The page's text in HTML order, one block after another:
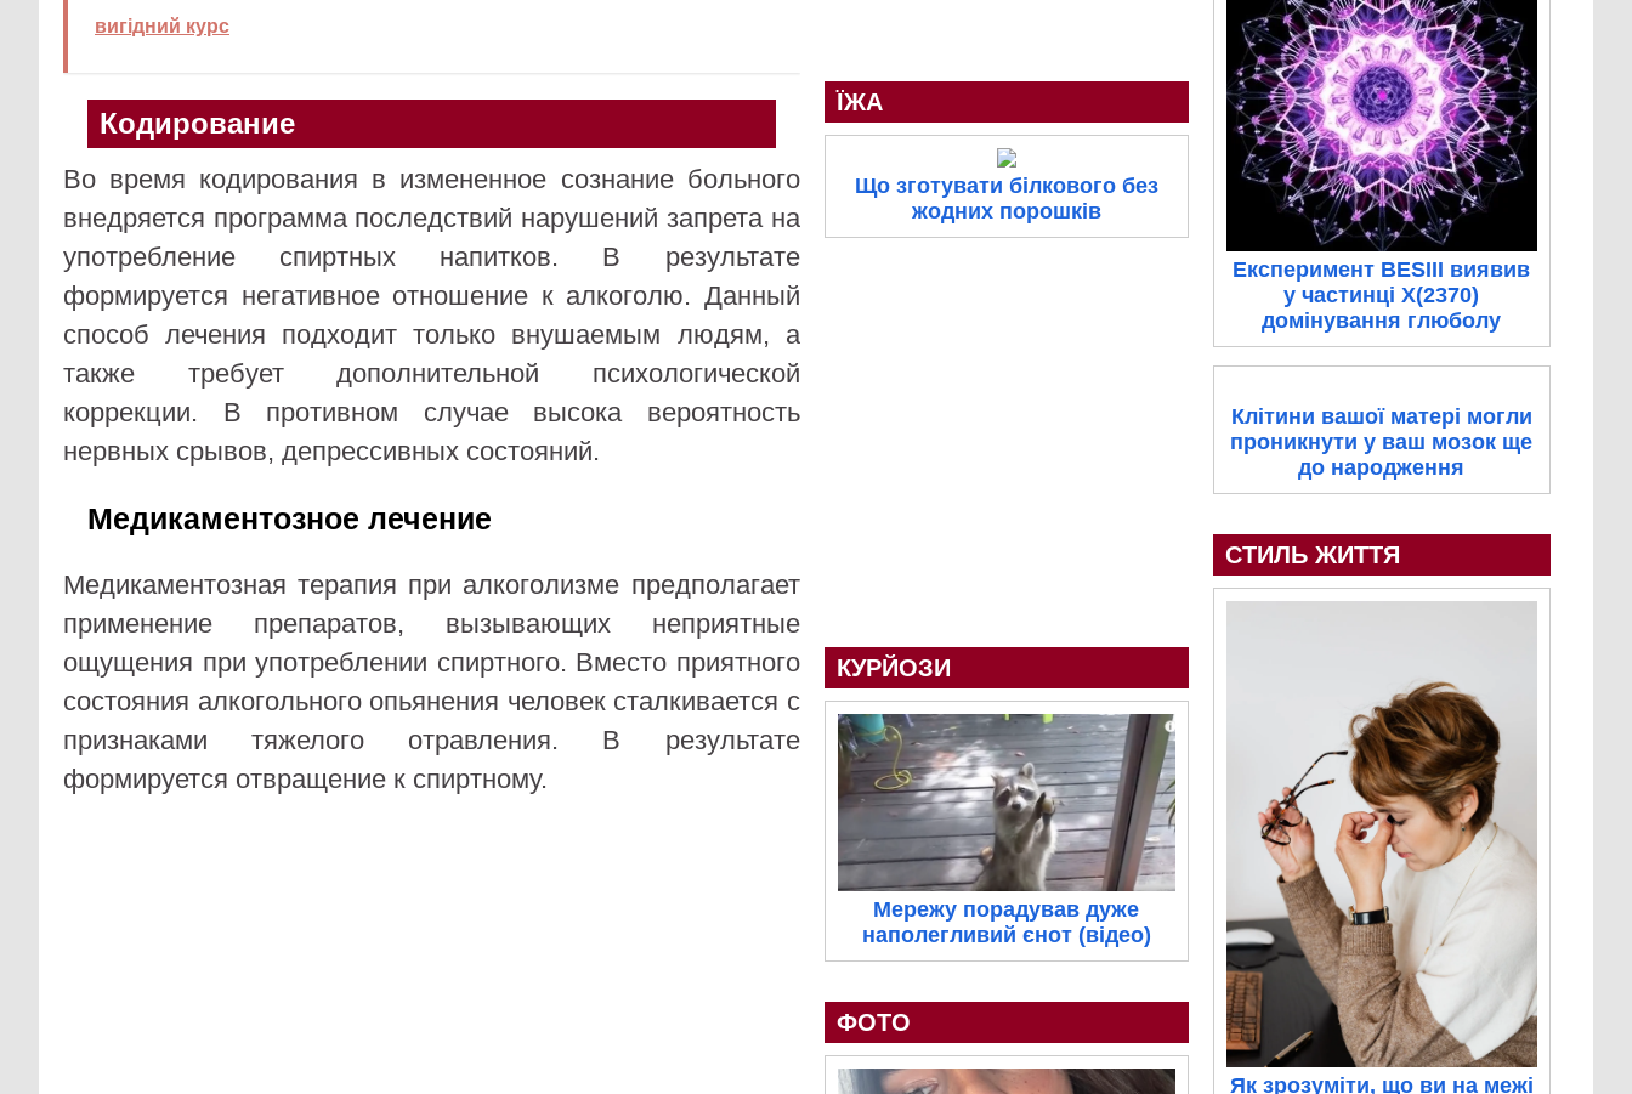
вигідний курс
Кодирование
Во время кодирования в измененное сознание больного
внедряется программа последствий нарушений запрета на
употребление спиртных напитков. В результате
формируется негативное отношение к алкоголю. Данный
способ лечения подходит только внушаемым людям, а
также требует дополнительной психологической
коррекции. В противном случае высока вероятность
нервных срывов, депрессивных состояний.
Медикаментозное лечение
Медикаментозная терапия при алкоголизме предполагает
применение препаратов, вызывающих неприятные
ощущения при употреблении спиртного. Вместо приятного
состояния алкогольного опьянения человек сталкивается с
признаками тяжелого отравления. В результате
формируется отвращение к спиртному.
ЇЖА
Що зготувати білкового без
жодних порошків
КУРЙОЗИ
Мережу порадував дуже
наполегливий єнот (відео)
ФОТО
Експеримент BESIII виявив
у частинці X(2370)
домінування глюболу
Клітини вашої матері могли
проникнути у ваш мозок ще
до народження
СТИЛЬ ЖИТТЯ
Як зрозуміти, що ви на межі